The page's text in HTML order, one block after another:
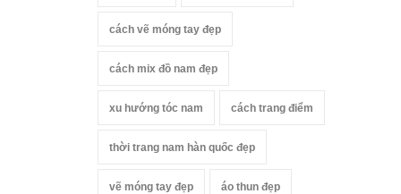
cách vẽ móng tay đẹp
cách mix đồ nam đẹp
xu hướng tóc nam cách trang điểm
thời trang nam hàn quốc đẹp
vẽ móng tay đẹp áo thun đẹp